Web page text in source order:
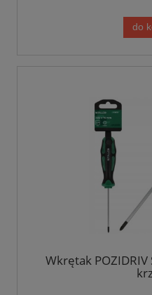
do
Wkrętak POZIDRIV